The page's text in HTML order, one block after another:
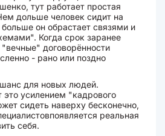
тут работает простая
дольше человек сидит на
он обрастает связями и
Когда срок заранее
"вечные" договорённости
- рано или поздно
для новых людей.
усилением "кадрового
сидеть наверху бесконечно,
реальная
себя.